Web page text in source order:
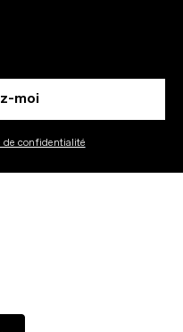
moi
confidentialité